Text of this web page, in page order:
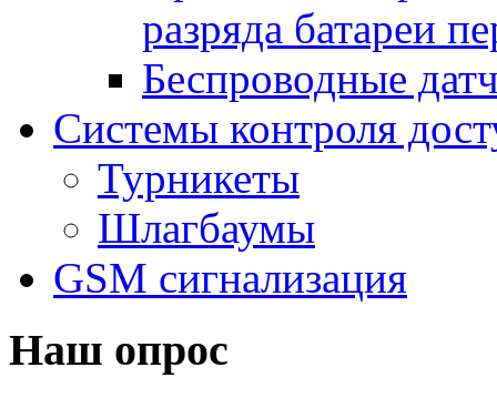
разряда батареи
Беспроводные
Системы контроля
Турникеты
Шлагбаумы
GSM сигнализация
Наш опрос